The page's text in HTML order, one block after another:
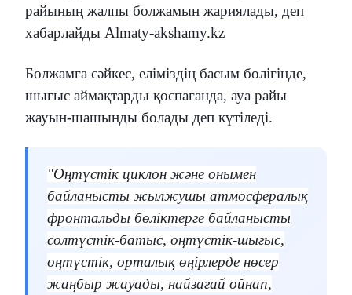
райының жалпы болжамын жариялады, деп
хабарлайды Almaty-akshamy.kz
Болжамға сәйкес, еліміздің басым бөлігінде,
шығыс аймақтарды қоспағанда, ауа райы
жауын-шашынды болады деп күтіледі.
"Оңтүстік циклон және онымен
байланысты жылжушы атмосфералық
фронтальды бөліктерге байланысты
солтүстік-батыс, оңтүстік-шығыс,
оңтүстік, орталық өңірлерде нөсер
жаңбыр жауады, найзағай ойнап,